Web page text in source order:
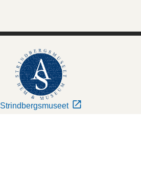
Strindbergsmuseet